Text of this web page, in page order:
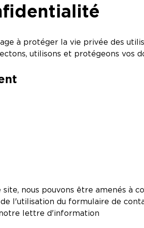
à protéger la vie privée des
utilisons et protégeons vos
nous pouvons être amenés à
l'utilisation du formulaire de
lettre d'information